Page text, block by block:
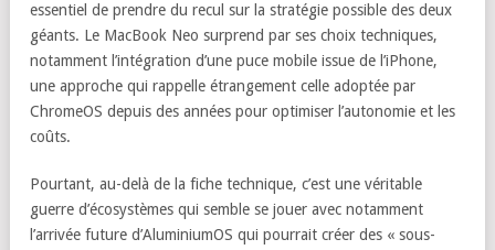
essentiel de prendre du recul sur la stratégie possible des deux
géants. Le MacBook Neo surprend par ses choix techniques,
notamment l’intégration d’une puce mobile issue de l’iPhone,
une approche qui rappelle étrangement celle adoptée par
ChromeOS depuis des années pour optimiser l’autonomie et les
coûts.
Pourtant, au-delà de la fiche technique, c’est une véritable
guerre d’écosystèmes qui semble se jouer avec notamment
l’arrivée future d’AluminiumOS qui pourrait créer des « sous-